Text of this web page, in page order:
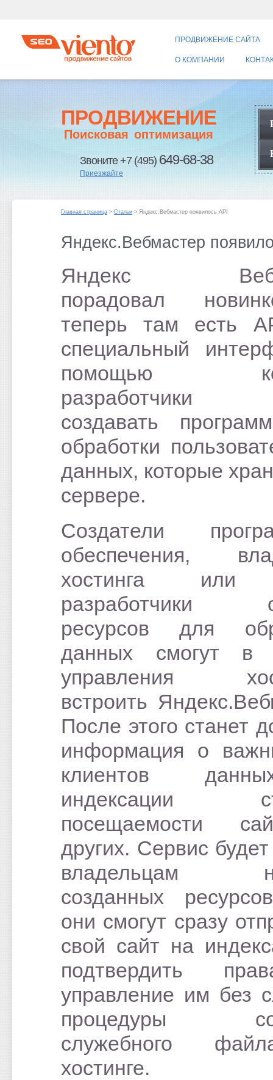
ПРОДВИЖЕНИЕ САЙТА
О КОМПАНИИ
ПРОДВИЖЕНИЕ
Поисковая оптимизация
Звоните +7 (495) 649-68-38
Приезжайте
Главная страница > Статьи > Яндекс.Вебмастер появилось API
Яндекс.Вебмастер
Яндекс
порадовал
теперь там есть
специальный
помощью
разработчики
создавать
обработки
данных, которые
сервере.
Создатели
обеспечения,
хостинга или
разработчики
ресурсов для
данных смогут в
управления
встроить
После этого станет
информация о
клиентов
индексации
посещаемости
других. Сервис
владельцам
созданных
они смогут сразу
свой сайт на
подтвердить
управление им без
процедуры
служебного
хостинге.